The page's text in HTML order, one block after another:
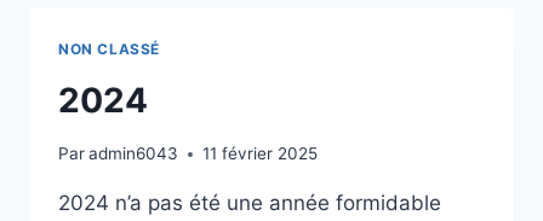
NON CLASSÉ
2024
Paradmin6043 11 février 2025
2024 n’a pas été une année formidable